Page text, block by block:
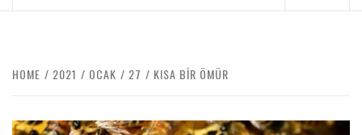
HOME 2021 OCAK 27 KISA BIR ÖMÜR